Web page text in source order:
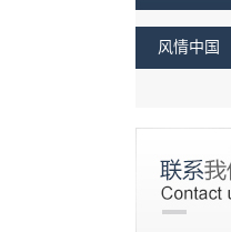
风情中国